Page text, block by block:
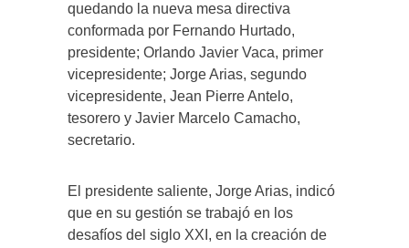
quedando la nueva mesa directiva
conformada por Fernando Hurtado,
presidente; Orlando Javier Vaca, primer
vicepresidente; Jorge Arias, segundo
vicepresidente, Jean Pierre Antelo,
tesorero y Javier Marcelo Camacho,
secretario.
El presidente saliente, Jorge Arias, indicó
que en su gestión se trabajó en los
desafíos del siglo XXI, en la creación de